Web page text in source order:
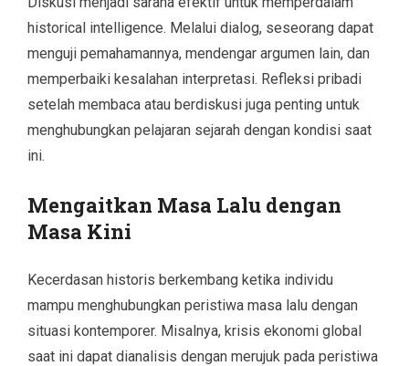
historical intelligence. Melalui dialog, seseorang dapat
menguji pemahamannya, mendengar argumen lain, dan
memperbaiki kesalahan interpretasi. Refleksi pribadi
setelah membaca atau berdiskusi juga penting untuk
menghubungkan pelajaran sejarah dengan kondisi saat
ini.
Mengaitkan Masa Lalu dengan
Masa Kini
Kecerdasan historis berkembang ketika individu
mampu menghubungkan peristiwa masa lalu dengan
situasi kontemporer. Misalnya, krisis ekonomi global
saat ini dapat dianalisis dengan merujuk pada peristiwa